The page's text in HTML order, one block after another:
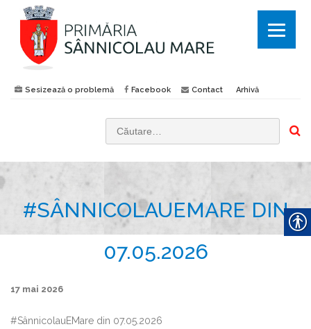
Sesizează o problemă Facebook Contact Arhivă
:
#SÂNNICOLAUEMARE DIN
07.05.2026
17 mai 2026
#SânnicolauEMare din 07.05.2026